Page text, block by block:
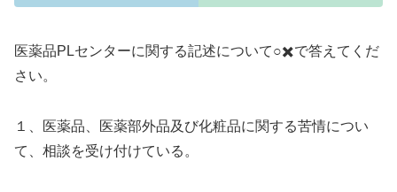
医薬品PLセンターに関する記述について○✖️で答えてくだ
さい。
１、医薬品、医薬部外品及び化粧品に関する苦情につい
て、相談を受け付けている。